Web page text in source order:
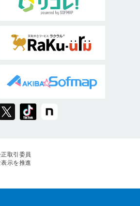
取引委員
示を推進